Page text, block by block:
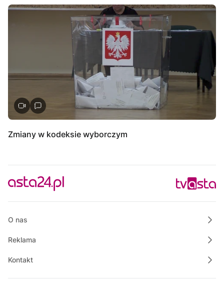
Zmiany w kodeksie wyborczym
O nas
Reklama
Kontakt